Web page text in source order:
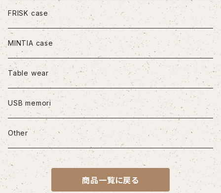
iPhone11Pro
iPhone11Pro Max
iPhone12/12Pro
iPhone12mini
iPhone12Pro Max
iPhone13
FRISK case
MINTIA case
Table wear
USB memori
Other
商品一覧に戻る